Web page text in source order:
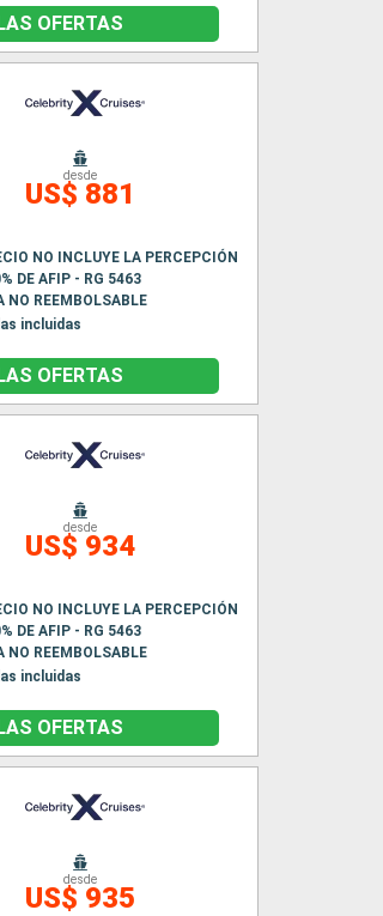
OFERTAS
desde
US$ 881
NO INCLUYE LA PERCEPCIÓN
DE AFIP - RG 5463
NO REEMBOLSABLE
incluidas
OFERTAS
desde
US$ 934
NO INCLUYE LA PERCEPCIÓN
DE AFIP - RG 5463
NO REEMBOLSABLE
incluidas
OFERTAS
desde
US$ 935